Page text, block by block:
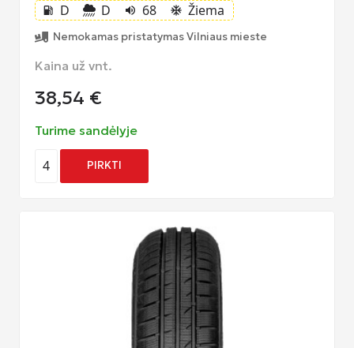
local_gas_station D D volume_up 68 ac_unit Žiema
Nemokamas pristatymas Vilniaus mieste
Kaina už vnt.
38,54 €
Turime sandėlyje
4 PIRKTI